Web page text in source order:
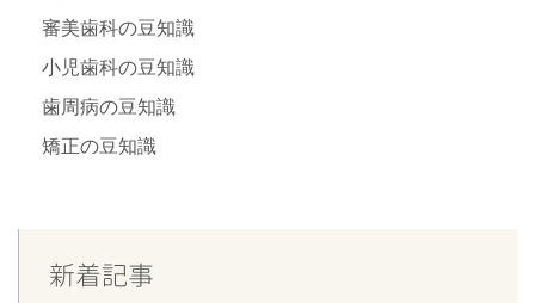
審美歯科の豆知識
小児歯科の豆知識
歯周病の豆知識
矯正の豆知識
新着記事